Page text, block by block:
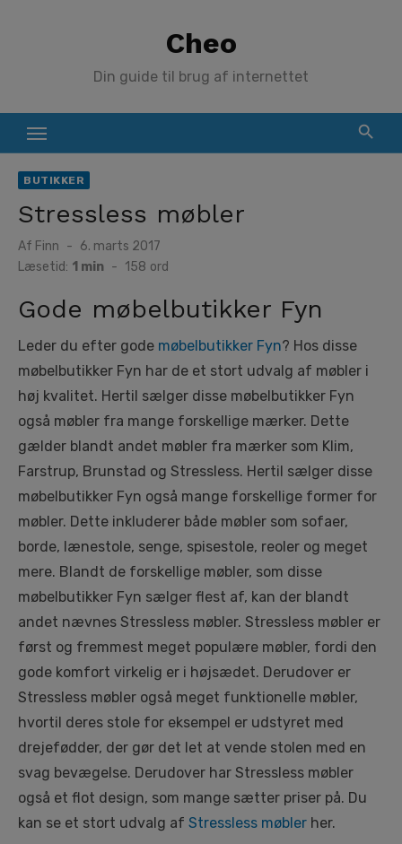
Cheo
Din guide til brug af internettet
BUTIKKER
Stressless møbler
Af Finn
Posted
on
6. marts 2017
Læsetid: 1 min - 158 ord
Gode møbelbutikker Fyn
Leder du efter gode møbelbutikker Fyn? Hos disse
møbelbutikker Fyn har de et stort udvalg af møbler i
høj kvalitet. Hertil sælger disse møbelbutikker Fyn
også møbler fra mange forskellige mærker. Dette
gælder blandt andet møbler fra mærker som Klim,
Farstrup, Brunstad og Stressless. Hertil sælger disse
møbelbutikker Fyn også mange forskellige former for
møbler. Dette inkluderer både møbler som sofaer,
borde, lænestole, senge, spisestole, reoler og meget
mere. Blandt de forskellige møbler, som disse
møbelbutikker Fyn sælger flest af, kan der blandt
andet nævnes Stressless møbler. Stressless møbler er
først og fremmest meget populære møbler, fordi den
gode komfort virkelig er i højsædet. Derudover er
Stressless møbler også meget funktionelle møbler,
hvortil deres stole for eksempel er udstyret med
drejefødder, der gør det let at vende stolen med en
svag bevægelse. Derudover har Stressless møbler
også et flot design, som mange sætter priser på. Du
kan se et stort udvalg af Stressless møbler her.